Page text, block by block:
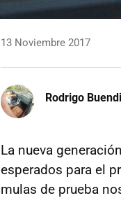
13 Noviembre 2017
Rodrigo
La nueva
esperados para el
mulas de prueba